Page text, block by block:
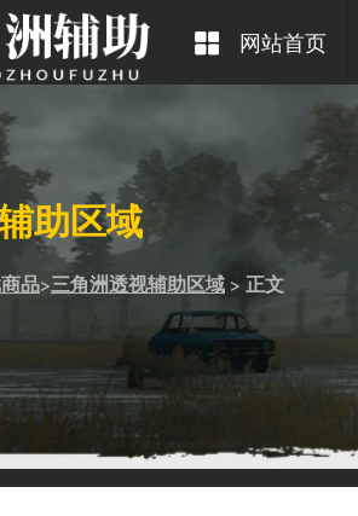
网站首页
助区域
品>三角洲透视辅助区域 > 正文